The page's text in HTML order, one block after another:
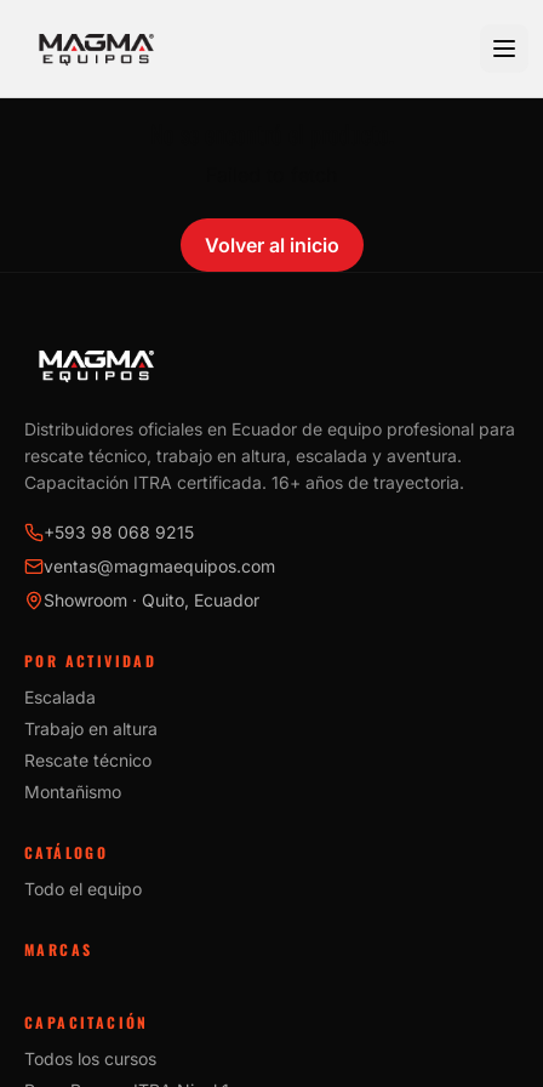
Volver al inicio
Distribuidores oficiales en Ecuador de equipo profesional para
rescate técnico, trabajo en altura, escalada y aventura.
Capacitación ITRA certificada. 16+ años de trayectoria.
+593 98 068 9215
ventas@magmaequipos.com
Showroom · Quito, Ecuador
POR ACTIVIDAD
Escalada
Trabajo en altura
Rescate técnico
Montañismo
CATÁLOGO
Todo el equipo
MARCAS
CAPACITACIÓN
Todos los cursos